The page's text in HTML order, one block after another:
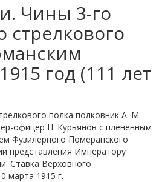
Чины 3-го
стрелкового
год (111 лет
полка полковник А. М.
офицер Н. Курьянов с плененным
Фузилерного Померанского
представления Императору
Ставка Верховного
марта 1915 г.